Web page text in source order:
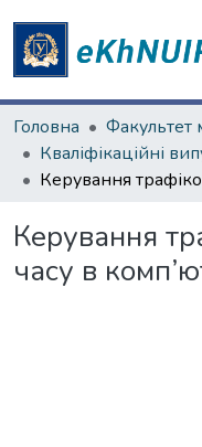
Головна
Керування
часу в